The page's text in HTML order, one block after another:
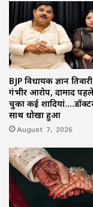
BJP विधायक ज्ञान
गंभीर आरोप, दामाद
चुका कई
साथ धोखा हुआ
August 7, 2026